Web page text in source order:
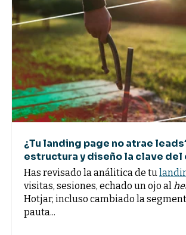
¿Tu landing page no atrae
estructura y diseño la clave del
Has revisado la análitica de tu
visitas, sesiones, echado un ojo al
Hotjar, incluso cambiado la
pauta...